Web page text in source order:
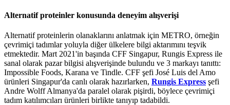
Alternatif proteinler konusunda deneyim alışverişi
Alternatif proteinlerin olanaklarını anlatmak için METRO, örneğin
çevrimiçi tadımlar yoluyla diğer ülkelere bilgi aktarımını teşvik
etmektedir. Mart 2021'in başında CFF Singapur, Rungis Express ile
sanal olarak pazar bilgisi alışverişinde bulundu ve 3 markayı tanıttı:
Impossible Foods, Karana ve Tindle. CFF şefi José Luis del Amo
ürünleri Singapur'da canlı olarak hazırlarken, Rungis Express şefi
Andre Wolff Almanya'da paralel olarak pişirdi, böylece çevrimiçi
tadım katılımcıları ürünleri birlikte tanıyıp tadabildi.